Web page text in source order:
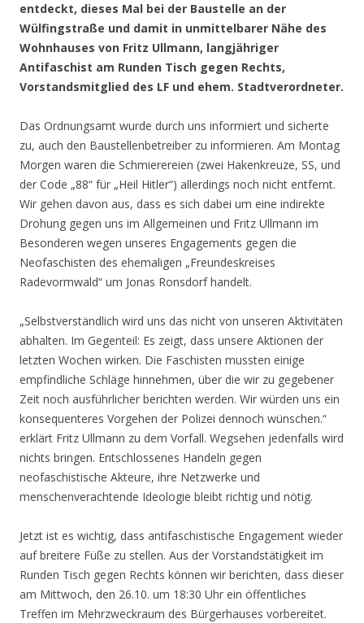
entdeckt, dieses Mal bei der Baustelle an der
Wülfingstraße und damit in unmittelbarer Nähe des
Wohnhauses von Fritz Ullmann, langjähriger
Antifaschist am Runden Tisch gegen Rechts,
Vorstandsmitglied des LF und ehem. Stadtverordneter.
Das Ordnungsamt wurde durch uns informiert und sicherte
zu, auch den Baustellenbetreiber zu informieren. Am Montag
Morgen waren die Schmierereien (zwei Hakenkreuze, SS, und
der Code „88“ für „Heil Hitler“) allerdings noch nicht entfernt.
Wir gehen davon aus, dass es sich dabei um eine indirekte
Drohung gegen uns im Allgemeinen und Fritz Ullmann im
Besonderen wegen unseres Engagements gegen die
Neofaschisten des ehemaligen „Freundeskreises
Radevormwald“ um Jonas Ronsdorf handelt.
„Selbstverständlich wird uns das nicht von unseren Aktivitäten
abhalten. Im Gegenteil: Es zeigt, dass unsere Aktionen der
letzten Wochen wirken. Die Faschisten mussten einige
empfindliche Schläge hinnehmen, über die wir zu gegebener
Zeit noch ausführlicher berichten werden. Wir würden uns ein
konsequenteres Vorgehen der Polizei dennoch wünschen.“
erklärt Fritz Ullmann zu dem Vorfall. Wegsehen jedenfalls wird
nichts bringen. Entschlossenes Handeln gegen
neofaschistische Akteure, ihre Netzwerke und
menschenverachtende Ideologie bleibt richtig und nötig.
Jetzt ist es wichtig, dass antifaschistische Engagement wieder
auf breitere Füße zu stellen. Aus der Vorstandstätigkeit im
Runden Tisch gegen Rechts können wir berichten, dass dieser
am Mittwoch, den 26.10. um 18:30 Uhr ein öffentliches
Treffen im Mehrzweckraum des Bürgerhauses vorbereitet.